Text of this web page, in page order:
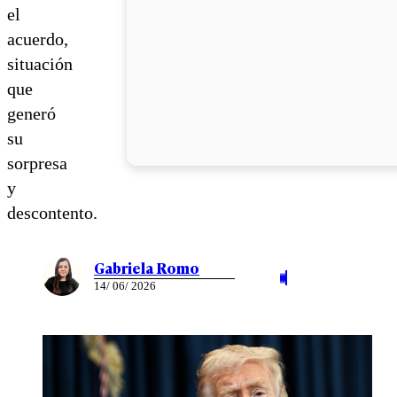
el
acuerdo,
situación
que
generó
su
sorpresa
y
descontento.
Gabriela Romo
14/ 06/ 2026